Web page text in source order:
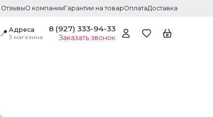
ОтзывыО компанииГарантии на товарОплатаДоставка
📍 Адреса
3 магазина
8 (927) 333-94-33
Заказать звонок